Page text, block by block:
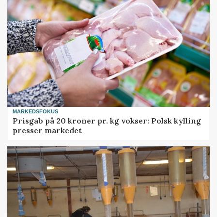
MARKEDSFOKUS
Prisgab på 20 kroner pr. kg vokser: Polsk kylling
presser markedet